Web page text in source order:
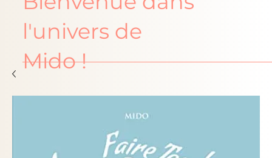
l'univers de
Mido !